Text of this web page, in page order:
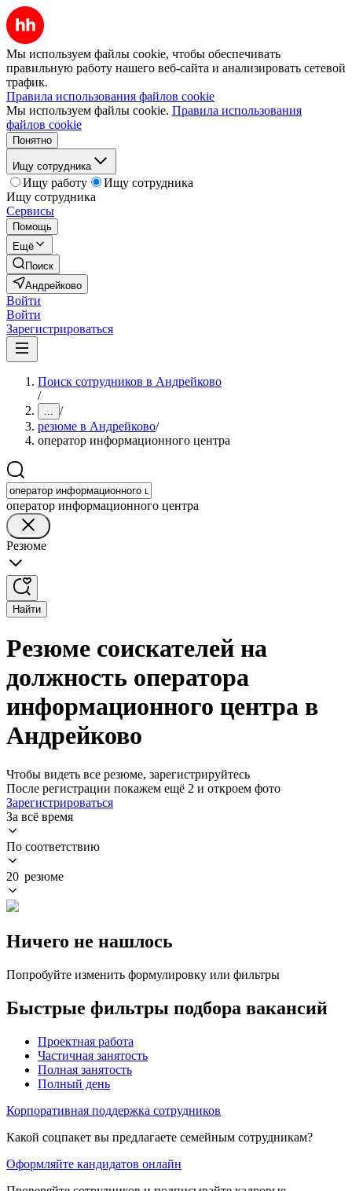
Мы используем файлы cookie, чтобы обеспечивать
правильную работу нашего веб-сайта и анализировать сетевой
трафик.
Правила использования файлов cookie
Мы используем файлы cookie. Правила использования
файлов cookie
Понятно
Ищу сотрудника
Ищу работу
Ищу сотрудника
Ищу сотрудника
Сервисы
Помощь
Ещё
Поиск
Андрейково
Войти
Войти
Зарегистрироваться
Поиск сотрудников в Андрейково
/
... /
резюме в Андрейково/
оператор информационного центра
оператор информационного центра
Резюме
Найти
Резюме соискателей на
должность оператора
информационного центра в
Андрейково
Чтобы видеть все резюме, зарегистрируйтесь
После регистрации покажем ещё 2 и откроем фото
Зарегистрироваться
За всё время
По соответствию
20 резюме
Ничего не нашлось
Попробуйте изменить формулировку или фильтры
Быстрые фильтры подбора вакансий
Проектная работа
Частичная занятость
Полная занятость
Полный день
Корпоративная поддержка сотрудников
Какой соцпакет вы предлагаете семейным сотрудникам?
Оформляйте кандидатов онлайн